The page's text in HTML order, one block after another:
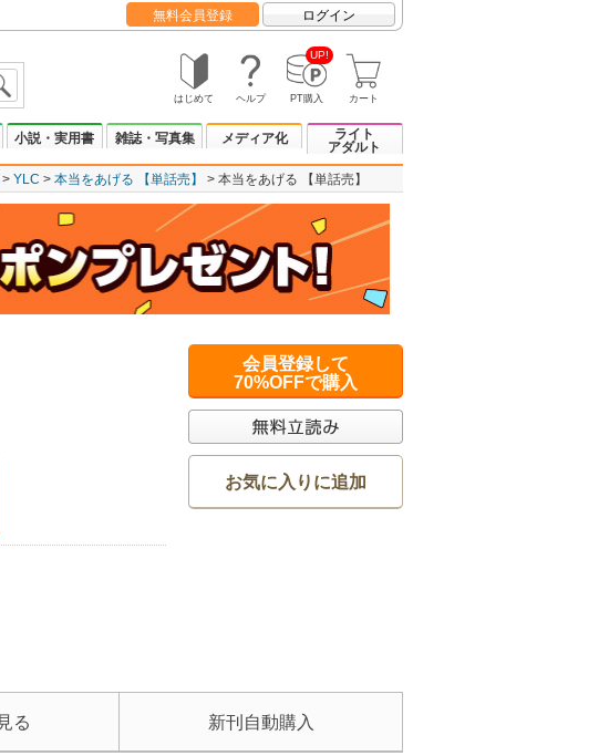
無料会員登録 ログイン
はじめて ヘルプ
UP!
PT購入 カート
小説・実用書 雑誌・写真集 メディア化
ライト
アダルト
YLC 本当をあげる 【単話売】 本当をあげる 【単話売】
会員登録して
70%OFFで購入
お気に入りに追加
る 新刊自動購入